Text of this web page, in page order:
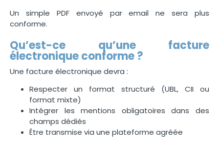
Un simple PDF envoyé par email ne sera plus
conforme.
Qu’est-ce qu’une facture
électronique conforme ?
Une facture électronique devra :
Respecter un format structuré (UBL, CII ou
format mixte)
Intégrer les mentions obligatoires dans des
champs dédiés
Être transmise via une plateforme agréée